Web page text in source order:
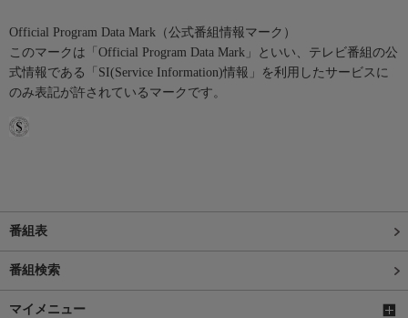
Official Program Data Mark（公式番組情報マーク）
このマークは「Official Program Data Mark」といい、テレビ番組の公
式情報である「SI(Service Information)情報」を利用したサービスに
のみ表記が許されているマークです。
番組表
番組検索
マイメニュー